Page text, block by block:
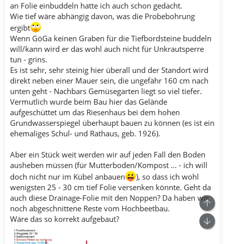
an Folie einbuddeln hatte ich auch schon gedacht.
Wie tief wäre abhängig davon, was die Probebohrung
ergibt
Wenn GöGa keinen Graben für die Tiefbordsteine buddeln
will/kann wird er das wohl auch nicht für Unkrautsperre
tun - grins.
Es ist sehr, sehr steinig hier überall und der Standort wird
direkt neben einer Mauer sein, die ungefähr 160 cm nach
unten geht - Nachbars Gemüsegarten liegt so viel tiefer.
Vermutlich wurde beim Bau hier das Gelände
aufgeschüttet um das Riesenhaus bei dem hohen
Grundwasserspiegel überhaupt bauen zu können (es ist ein
ehemaliges Schul- und Rathaus, geb. 1926).
Aber ein Stück weit werden wir auf jeden Fall den Boden
ausheben müssen (für Mutterboden/Kompost ... - ich will
doch nicht nur im Kübel anbauen
), so dass ich wohl
wenigsten 25 - 30 cm tief Folie versenken könnte. Geht da
auch diese Drainage-Folie mit den Noppen? Da haben wir
noch abgeschnittene Reste vom Hochbeetbau.
Wäre das so korrekt aufgebaut?